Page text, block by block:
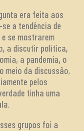
era feita aos
a tendência de
se mostrarem
a discutir política,
a pandemia, o
meio da discussão,
pelos
tinha uma
grupos foi a